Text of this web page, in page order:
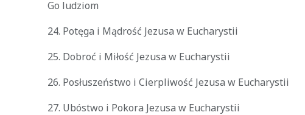
Go ludziom
24. Potęga i Mądrość Jezusa w Eucharystii
25. Dobroć i Miłość Jezusa w Eucharystii
26. Posłuszeństwo i Cierpliwość Jezusa w Eucharystii
27. Ubóstwo i Pokora Jezusa w Eucharystii